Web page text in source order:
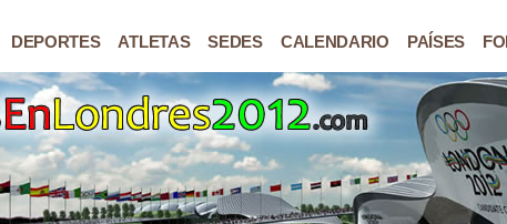
DEPORTES ATLETAS SEDES CALENDARIO PAÍSES